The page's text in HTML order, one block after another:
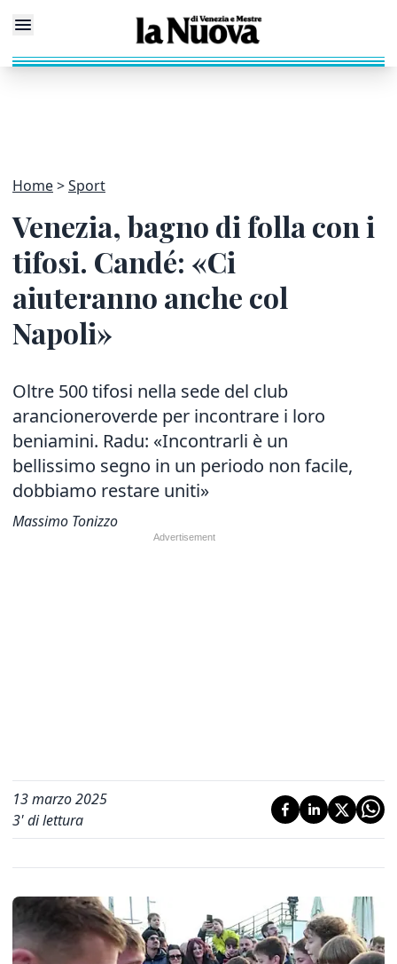
Home Sport
Venezia, bagno di folla con i
tifosi. Candé: «Ci
aiuteranno anche col
Napoli»
Oltre 500 tifosi nella sede del club
arancioneroverde per incontrare i loro
beniamini. Radu: «Incontrarli è un
bellissimo segno in un periodo non facile,
dobbiamo restare uniti»
Massimo Tonizzo
13 marzo 2025
3' di lettura